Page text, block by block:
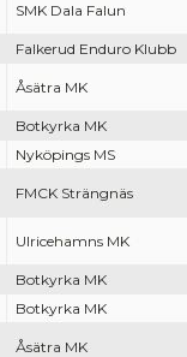
SMK Dala Falun
Falkerud Enduro Klubb
Åsätra MK
Botkyrka MK
Nyköpings MS
FMCK Strängnäs
Ulricehamns MK
Botkyrka MK
Botkyrka MK
Åsätra MK